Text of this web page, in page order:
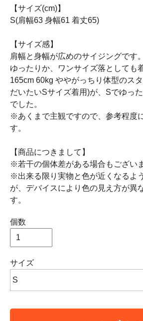
【サイズ(cm)】
S(肩幅63 身幅61 着丈65)
【サイズ感】
肩幅と身幅が広めのサイジングです
ゆったりか、ワンサイズ落としても
165cm 60kg ややがっちり体型のス
だいたいSサイズ着用)が、Sでゆっ
でした。
※あくまで主観ですので、参考程度
す。
【商品につきまして】
※若干の個体差がある場合もござい
※出来る限り実物と色が近くなるよ
が、デバイスにより色の見え方が異
す。
個数
サイズ